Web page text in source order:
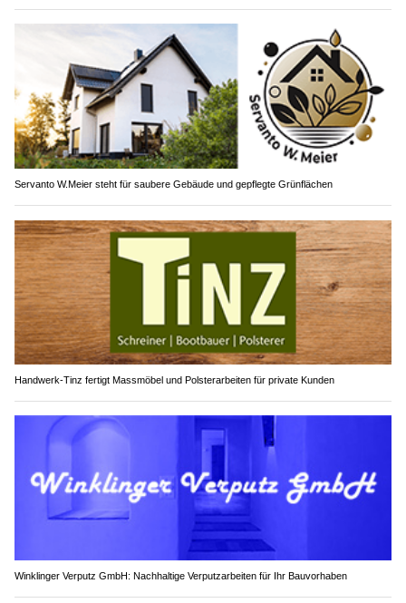
Servanto W.Meier steht für saubere Gebäude und gepflegte Grünflächen
Handwerk-Tinz fertigt Massmöbel und Polsterarbeiten für private Kunden
Winklinger Verputz GmbH: Nachhaltige Verputzarbeiten für Ihr Bauvorhaben